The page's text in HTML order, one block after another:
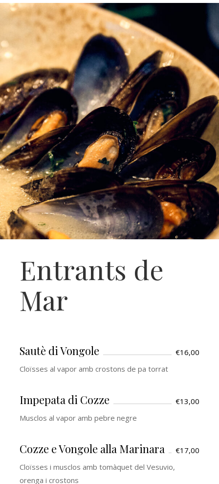
Entrants de
Mar
Sautè di Vongole
€16,00
Cloïsses al vapor amb crostons de pa torrat
Impepata di Cozze
€13,00
Musclos al vapor amb pebre negre
Cozze e Vongole alla Marinara
€17,00
Cloïsses i musclos amb tomàquet del Vesuvio,
orenga i crostons